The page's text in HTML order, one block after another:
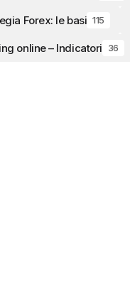
Forex: le basi 115
online – Indicatori 36